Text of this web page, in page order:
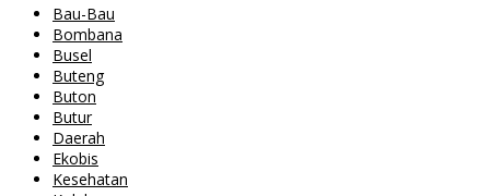
Bau-Bau
Bombana
Busel
Buteng
Buton
Butur
Daerah
Ekobis
Kesehatan